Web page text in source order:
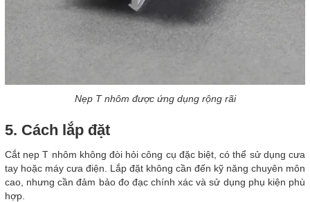
Nẹp T nhôm được ứng dụng rộng rãi
5. Cách lắp đặt
Cắt nẹp T nhôm không đòi hỏi công cụ đặc biệt, có thể sử dụng cưa
tay hoặc máy cưa điện. Lắp đặt không cần đến kỹ năng chuyên môn
cao, nhưng cần đảm bảo đo đạc chính xác và sử dụng phụ kiện phù
hợp.